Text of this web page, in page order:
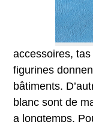
accessoires,
figurines
bâtiments.
blanc sont de
a longtemps.